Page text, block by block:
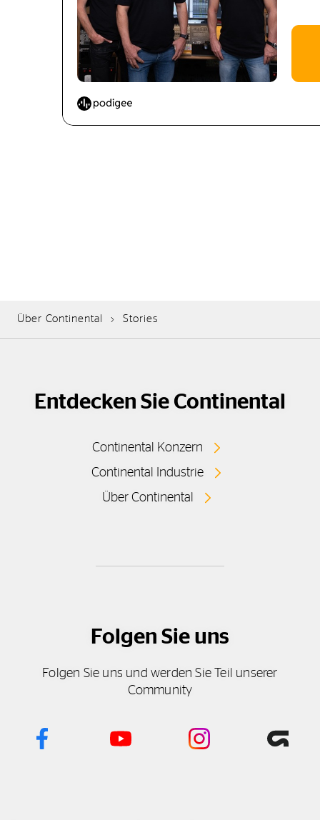
Über Continental Stories
Entdecken Sie Continental
Continental Konzern
Continental Industrie
Über Continental
Folgen Sie uns
Folgen Sie uns und werden Sie Teil unserer
Community